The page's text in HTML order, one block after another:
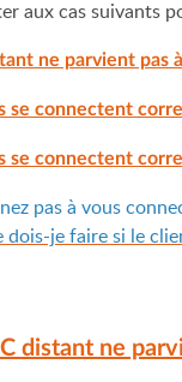
aux cas suivants
ne parvient pas
se connectent
se connectent
pas à vous
dois-je faire si le
distant ne